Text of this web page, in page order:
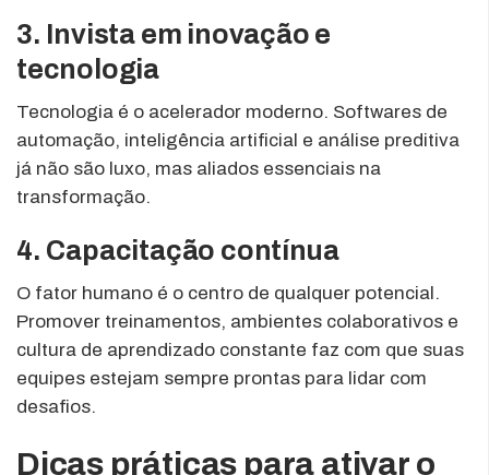
3. Invista em inovação e
tecnologia
Tecnologia é o acelerador moderno. Softwares de
automação, inteligência artificial e análise preditiva
já não são luxo, mas aliados essenciais na
transformação.
4. Capacitação contínua
O fator humano é o centro de qualquer potencial.
Promover treinamentos, ambientes colaborativos e
cultura de aprendizado constante faz com que suas
equipes estejam sempre prontas para lidar com
desafios.
Dicas práticas para ativar o